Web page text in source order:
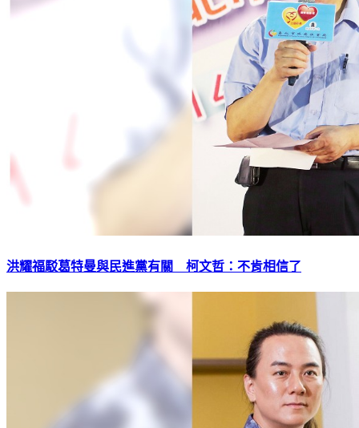
洪耀福駁葛特曼與民進黨有關 柯文哲：不肯相信了